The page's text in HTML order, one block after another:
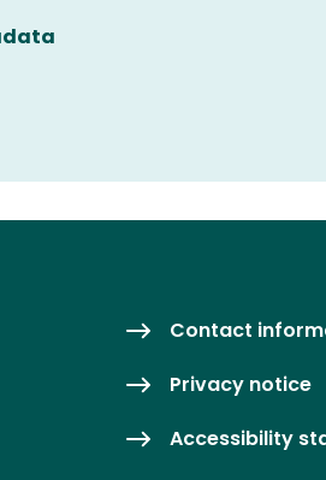
Contact
Privacy notice
Accessibility